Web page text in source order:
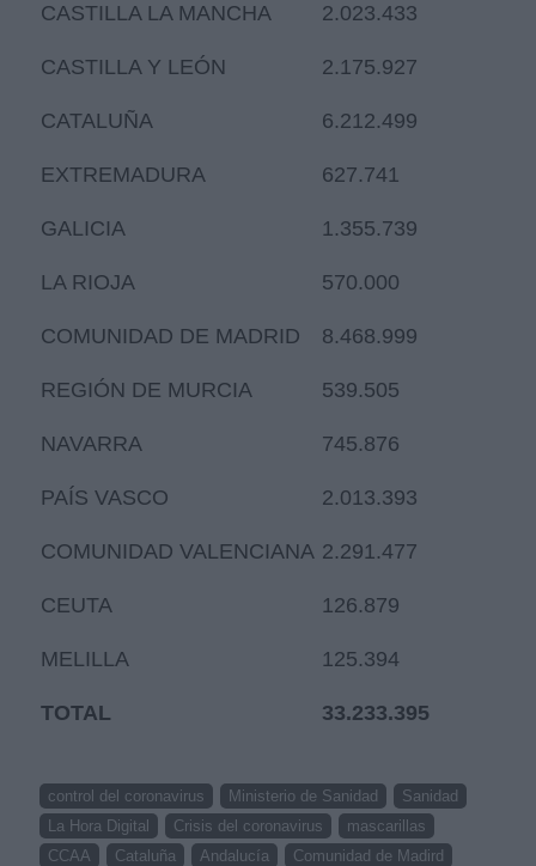
CASTILLA LA MANCHA 2.023.433
CASTILLA Y LEÓN 2.175.927
CATALUÑA 6.212.499
EXTREMADURA 627.741
GALICIA 1.355.739
LA RIOJA 570.000
COMUNIDAD DE MADRID 8.468.999
REGIÓN DE MURCIA 539.505
NAVARRA 745.876
PAÍS VASCO 2.013.393
COMUNIDAD VALENCIANA 2.291.477
CEUTA 126.879
MELILLA 125.394
TOTAL 33.233.395
control del coronavirus Ministerio de Sanidad
Sanidad
La Hora Digital
Crisis del coronavirus
mascarillas
CCAA
Cataluña Andalucía Comunidad de Madird